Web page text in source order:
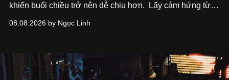
khiến buổi chiều trở nên dễ chịu hơn.
Lấy cảm hứng từ
sử dụng bảng màu nâu sữa, kem, trắng ngà cùng những
quán cà phê. Dưới đây là những mẫu nail được yêu thích
nhất của xu hướng này.
08.08.2026 by Ngọc Linh